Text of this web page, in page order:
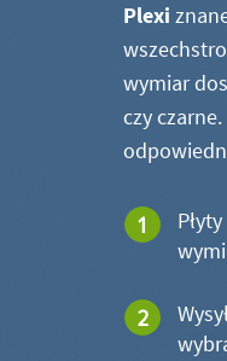
Plexi
wymiar
czy